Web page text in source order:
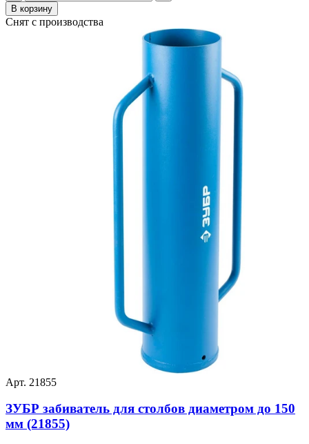
В корзину
Снят с производства
Арт. 21855
ЗУБР забиватель для столбов диаметром до 150
мм (21855)